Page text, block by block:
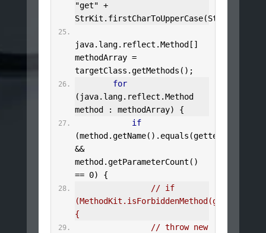
"get" +
StrKit . firstCharToUpperCase(StrKit
java. lang. reflect .Method []
methodArray =
targetClass .getMethods ();
for
( java. lang. reflect .Method
method
: methodArray)
{
if
(method .getName(). equals (getterName
&&
method .getParameterCount ()
== 0)
{
// if
{
// throw new